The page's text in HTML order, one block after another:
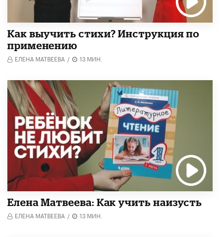
Как выучить стихи? Инструкция по
применению
ЕЛЕНА МАТВЕЕВА / 13 МИН.
Елена Матвеева: Как учить наизусть
ЕЛЕНА МАТВЕЕВА / 13 МИН.